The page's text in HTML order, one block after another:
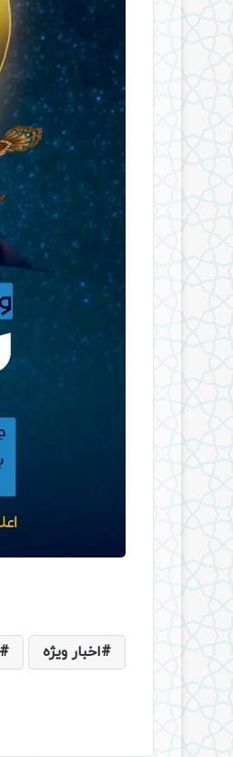
اخبار ویژه